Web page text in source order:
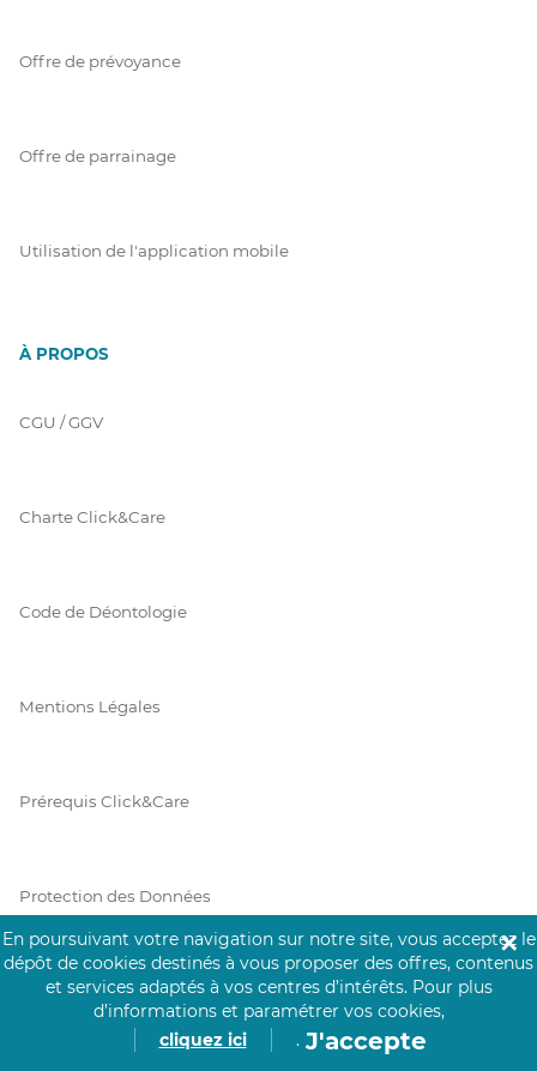
Offre de prévoyance
Offre de parrainage
Utilisation de l'application mobile
À PROPOS
CGU / GGV
Charte Click&Care
Code de Déontologie
Mentions Légales
Prérequis Click&Care
Protection des Données
Vie Privée
En poursuivant votre navigation sur notre site, vous acceptez le
dépôt de cookies destinés à vous proposer des offres, contenus
et services adaptés à vos centres d’intérêts. Pour plus
d’informations et paramétrer vos cookies,
cliquez ici
. J'accepte
✕